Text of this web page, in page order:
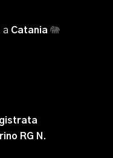
a Catania 🐘
RG N.